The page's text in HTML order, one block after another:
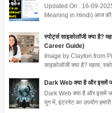
Updated On : 16-09-
Meaning in Hindi) आज की
स्पोर्ट्स साइकोलॉजी क्या
Career Guide)
Image by Clayton from
साइकोलॉजी क्या है? महत्व,
Dark Web क्या है और इसमें
Dark Web क्या है और इसमें
युग में, इंटरनेट का उपयोग